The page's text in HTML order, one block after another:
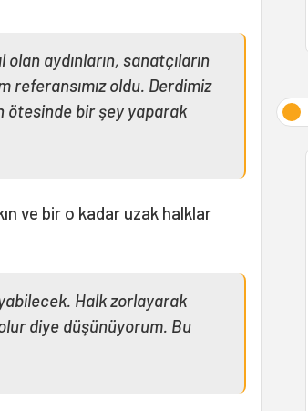
aydınların, sanatçıların
referansımız oldu. Derdimiz
ötesinde bir şey yaparak
ve bir o kadar uzak halklar
Halk zorlayarak
diye düşünüyorum. Bu